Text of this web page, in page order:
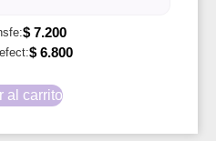
$7.200
$6.800
al carrito